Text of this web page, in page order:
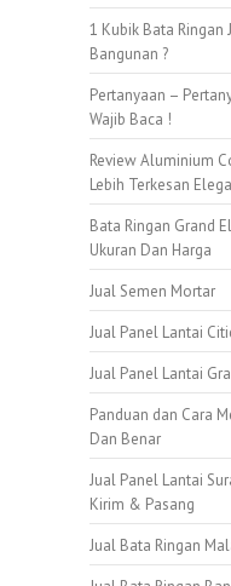
1 Kubik Bata Ringan
Bangunan ?
Pertanyaan –
Wajib Baca !
Review Aluminium
Lebih Terkesan
Bata Ringan Grand
Ukuran Dan Harga
Jual Semen Mortar
Jual Panel Lantai
Jual Panel Lantai
Panduan dan Cara
Dan Benar
Jual Panel Lantai
Kirim & Pasang
Jual Bata Ringan